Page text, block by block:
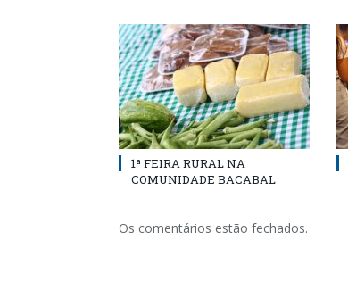
1ª FEIRA RURAL NA
COMUNIDADE BACABAL
Os comentários estão fechados.